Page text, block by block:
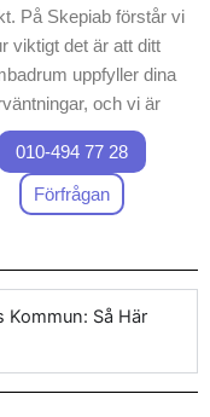
På Skepiab förstår vi
viktigt det är att ditt
uppfyller dina
och vi är
specialister på
Åstorps
. Vi erbjuder
tjänster för
projekt
ett förutsägbart
010-494 77 28
Förfrågan
Kommun: Så Här